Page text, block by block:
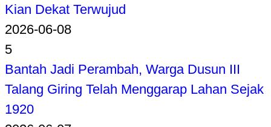
Kian Dekat Terwujud
2026-06-08
5
Bantah Jadi Perambah, Warga Dusun III
Talang Giring Telah Menggarap Lahan Sejak
1920